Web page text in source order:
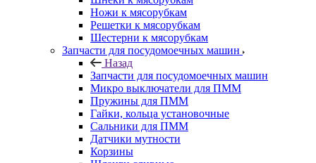
Ножи к мясорубкам
Решетки к мясорубкам
Шестерни к мясорубкам
Запчасти для посудомоечных машин
Назад
Запчасти для посудомоечных машин
Микро выключатели для ПММ
Пружины для ПММ
Гайки, кольца установочные
Сальники для ПММ
Датчики мутности
Корзины